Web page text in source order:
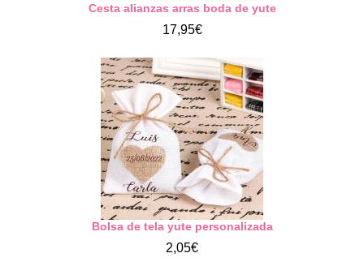
Cesta alianzas arras boda de yute
17,95€
Bolsa de tela yute personalizada
2,05€